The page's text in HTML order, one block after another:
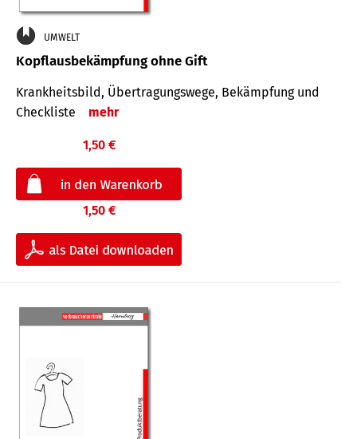
UMWELT
Kopflausbekämpfung ohne Gift
Krankheits­bild, Übertra­gungs­wege, Bekämpfung und
Check­liste
mehr
1,50 €
1,50 €